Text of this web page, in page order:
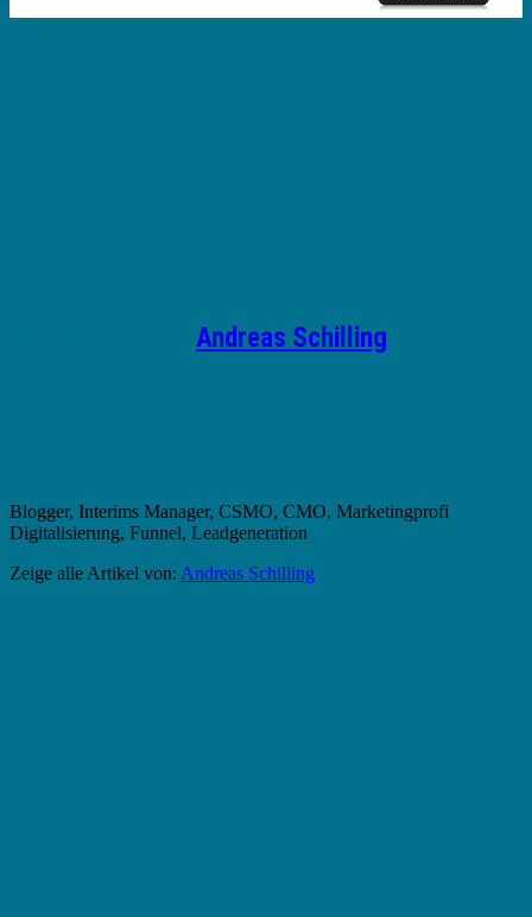
Andreas Schilling
Blogger, Interims Manager, CSMO, CMO, Marketingprofi
Digitalisierung, Funnel, Leadgeneration
Zeige alle Artikel von: Andreas Schilling